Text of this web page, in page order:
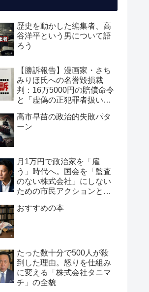
歴史を動かした編集者、高
谷洋平という男について語
ろう
【勝訴報告】漫画家・さち
みりほ氏への名誉毀損裁
判：16万5000円の賠償命令
と「虚偽の正犯罪者扱い」
高市早苗の政治的失敗パタ
ーン
月1万円で政治家を「雇
う」時代へ。国会を「監査
のない株式会社」にしない
ための市民アクションと組
おすすめの本
たった数十分で500人が殺
到した理由。怒りを仕組み
に変える「株式会社タニマ
チ」の全貌